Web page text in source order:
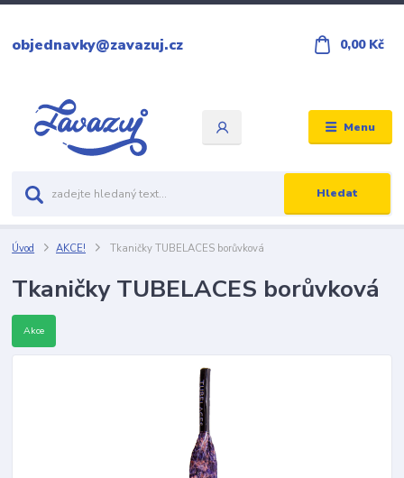
Menu
Hledat
objednavky@zavazuj.cz 0,00 Kč
Úvod AKCE! Tkaničky TUBELACES borůvková
Tkaničky TUBELACES borůvková
Akce